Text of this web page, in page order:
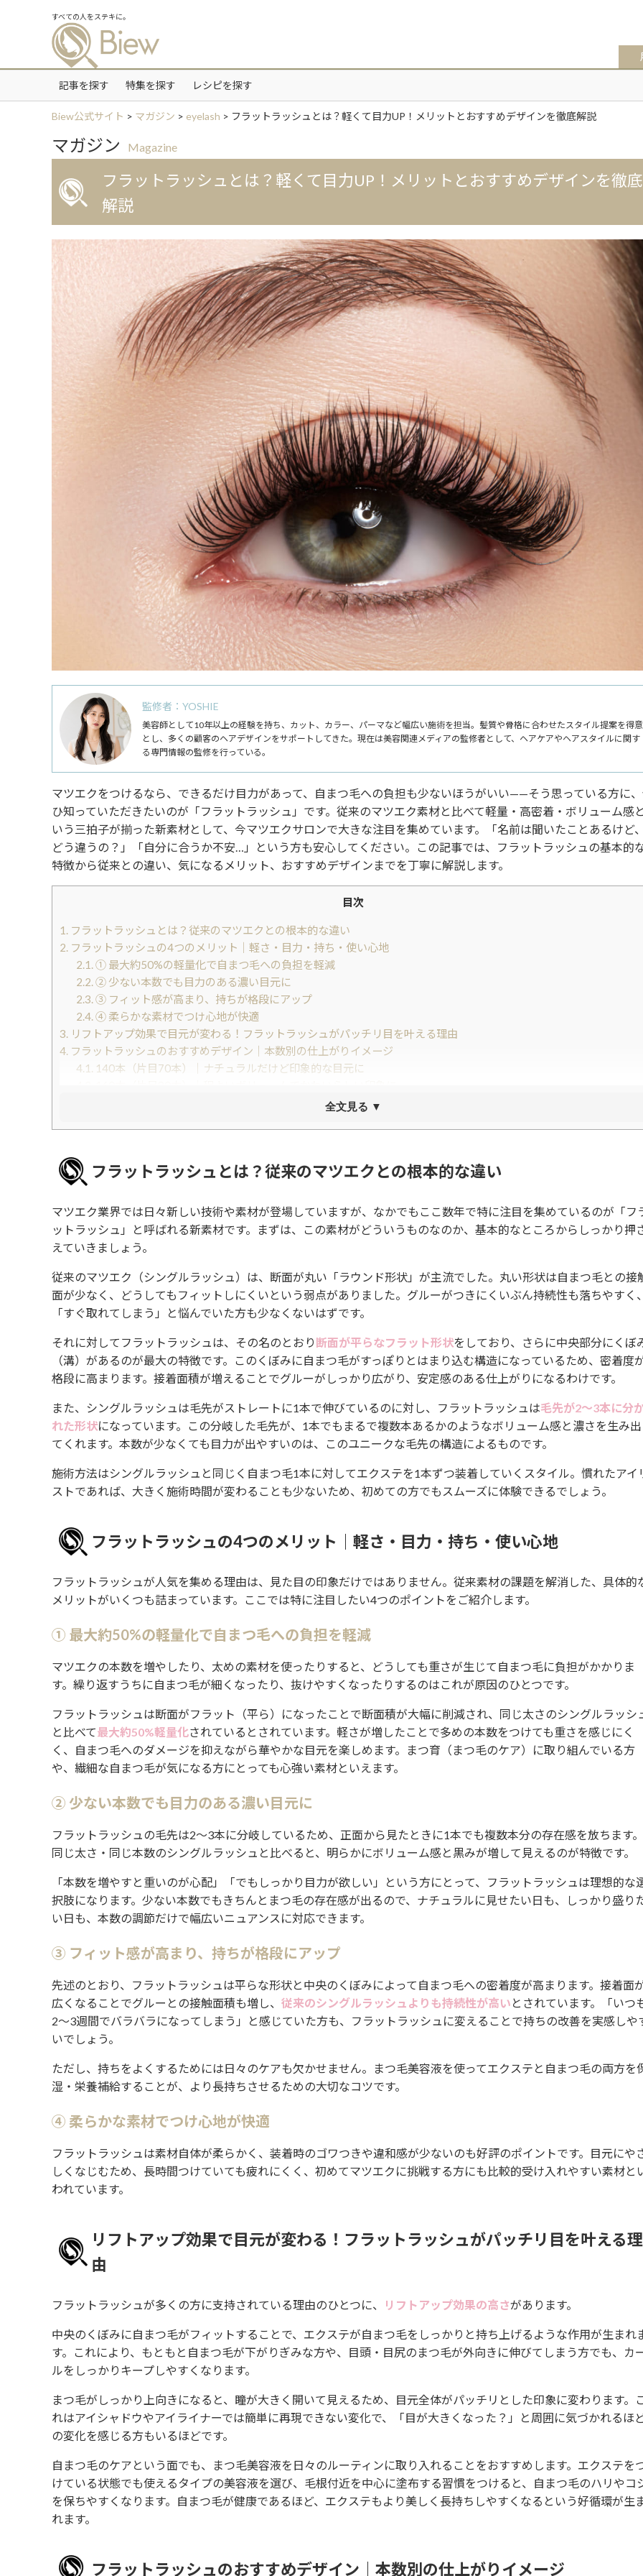
すべての人をステキに。
記事を探す 特集を探す レシピを探す
Biew公式サイト > マガジン > eyelash > フラットラッシュとは？軽くて目力UP！メリットとおすすめデザインを徹底解説
マガジン Magazine
フラットラッシュとは？軽くて目力UP！メリットとおすすめデザインを徹底
解説
監修者：YOSHIE
美容師として10年以上の経験を持ち、カット、カラー、パーマなど幅広い施術を担当。髪質や骨格に合わせたスタイル提案を得意
とし、多くの顧客のヘアデザインをサポートしてきた。現在は美容関連メディアの監修者として、ヘアケアやヘアスタイルに関す
る専門情報の監修を行っている。
マツエクをつけるなら、できるだけ目力があって、自まつ毛への負担も少ないほうがいい——そう思っている方に
ひ知っていただきたいのが「フラットラッシュ」です。従来のマツエク素材と比べて軽量・高密着・ボリューム感と
いう三拍子が揃った新素材として、今マツエクサロンで大きな注目を集めています。「名前は聞いたことあるけど、
どう違うの？」「自分に合うか不安…」という方も安心してください。この記事では、フラットラッシュの基本的
特徴から従来との違い、気になるメリット、おすすめデザインまでを丁寧に解説します。
目次
1. フラットラッシュとは？従来のマツエクとの根本的な違い
2. フラットラッシュの4つのメリット｜軽さ・目力・持ち・使い心地
2.1.① 最大約50%の軽量化で自まつ毛への負担を軽減
2.2.② 少ない本数でも目力のある濃い目元に
2.3.③ フィット感が高まり、持ちが格段にアップ
2.4.④ 柔らかな素材でつけ心地が快適
3. リフトアップ効果で目元が変わる！フラットラッシュがパッチリ目を叶える理由
4. フラットラッシュのおすすめデザイン｜本数別の仕上がりイメージ
4.1. 140本（片目70本）｜ナチュラルだけど印象的な目元に
200本（片目100本）｜つけまつ毛顔負けのパッチリ目に
全文見る ▼
フラットラッシュとは？従来のマツエクとの根本的な違い
マツエク業界では日々新しい技術や素材が登場していますが、なかでもここ数年で特に注目を集めているのが「フ
ットラッシュ」と呼ばれる新素材です。まずは、この素材がどういうものなのか、基本的なところからしっかり押
えていきましょう。
従来のマツエク（シングルラッシュ）は、断面が丸い「ラウンド形状」が主流でした。丸い形状は自まつ毛との接
面が少なく、どうしてもフィットしにくいという弱点がありました。グルーがつきにくいぶん持続性も落ちやすく、
「すぐ取れてしまう」と悩んでいた方も少なくないはずです。
それに対してフラットラッシュは、その名のとおり 断面が平らなフラット形状をしており、さらに中央部分にくぼ
（溝）があるのが最大の特徴です。このくぼみに自まつ毛がすっぽりとはまり込む構造になっているため、密着度
格段に高まります。接着面積が増えることでグルーがしっかり広がり、安定感のある仕上がりになるわけです。
また、シングルラッシュは毛先がストレートに1本で伸びているのに対し、フラットラッシュは毛先が2〜3本に分
れた形状になっています。この分岐した毛先が、1本でもまるで複数本あるかのようなボリューム感と濃さを生み出
てくれます。本数が少なくても目力が出やすいのは、このユニークな毛先の構造によるものです。
施術方法はシングルラッシュと同じく自まつ毛1本に対してエクステを1本ずつ装着していくスタイル。慣れたアイ
ストであれば、大きく施術時間が変わることも少ないため、初めての方でもスムーズに体験できるでしょう。
フラットラッシュの4つのメリット｜軽さ・目力・持ち・使い心地
フラットラッシュが人気を集める理由は、見た目の印象だけではありません。従来素材の課題を解消した、具体的
メリットがいくつも詰まっています。ここでは特に注目したい4つのポイントをご紹介します。
① 最大約50%の軽量化で自まつ毛への負担を軽減
マツエクの本数を増やしたり、太めの素材を使ったりすると、どうしても重さが生じて自まつ毛に負担がかかりま
す。繰り返すうちに自まつ毛が細くなったり、抜けやすくなったりするのはこれが原因のひとつです。
フラットラッシュは断面がフラット（平ら）になったことで断面積が大幅に削減され、同じ太さのシングルラッシ
と比べて最大約50%軽量化されているとされています。軽さが増したことで多めの本数をつけても重さを感じにく
く、自まつ毛へのダメージを抑えながら華やかな目元を楽しめます。まつ育（まつ毛のケア）に取り組んでいる方
や、繊細な自まつ毛が気になる方にとっても心強い素材といえます。
② 少ない本数でも目力のある濃い目元に
フラットラッシュの毛先は2〜3本に分岐しているため、正面から見たときに1本でも複数本分の存在感を放ちます。
同じ太さ・同じ本数のシングルラッシュと比べると、明らかにボリューム感と黒みが増して見えるのが特徴です。
「本数を増やすと重いのが心配」「でもしっかり目力が欲しい」という方にとって、フラットラッシュは理想的な
択肢になります。少ない本数でもきちんとまつ毛の存在感が出るので、ナチュラルに見せたい日も、しっかり盛り
い日も、本数の調節だけで幅広いニュアンスに対応できます。
③ フィット感が高まり、持ちが格段にアップ
先述のとおり、フラットラッシュは平らな形状と中央のくぼみによって自まつ毛への密着度が高まります。接着面
広くなることでグルーとの接触面積も増し、 従来のシングルラッシュよりも持続性が高い とされています。「いつ
2〜3週間でバラバラになってしまう」と感じていた方も、フラットラッシュに変えることで持ちの改善を実感しや
いでしょう。
ただし、持ちをよくするためには日々のケアも欠かせません。まつ毛美容液を使ってエクステと自まつ毛の両方を
湿・栄養補給することが、より長持ちさせるための大切なコツです。
④ 柔らかな素材でつけ心地が快適
フラットラッシュは素材自体が柔らかく、装着時のゴワつきや違和感が少ないのも好評のポイントです。目元にや
しくなじむため、長時間つけていても疲れにくく、初めてマツエクに挑戦する方にも比較的受け入れやすい素材と
われています。
リフトアップ効果で目元が変わる！フラットラッシュがパッチリ目を叶える理
由
フラットラッシュが多くの方に支持されている理由のひとつに、 リフトアップ効果の高さがあります。
中央のくぼみに自まつ毛がフィットすることで、エクステが自まつ毛をしっかりと持ち上げるような作用が生まれ
す。これにより、もともと自まつ毛が下がりぎみな方や、目頭・目尻のまつ毛が外向きに伸びてしまう方でも、カ
ルをしっかりキープしやすくなります。
まつ毛がしっかり上向きになると、瞳が大きく開いて見えるため、目元全体がパッチリとした印象に変わります。
れはアイシャドウやアイライナーでは簡単に再現できない変化で、「目が大きくなった？」と周囲に気づかれるほ
の変化を感じる方もいるほどです。
自まつ毛のケアという面でも、まつ毛美容液を日々のルーティンに取り入れることをおすすめします。エクステを
けている状態でも使えるタイプの美容液を選び、毛根付近を中心に塗布する習慣をつけると、自まつ毛のハリやコ
を保ちやすくなります。自まつ毛が健康であるほど、エクステもより美しく長持ちしやすくなるという好循環が生
れます。
フラットラッシュのおすすめデザイン｜本数別の仕上がりイメージ